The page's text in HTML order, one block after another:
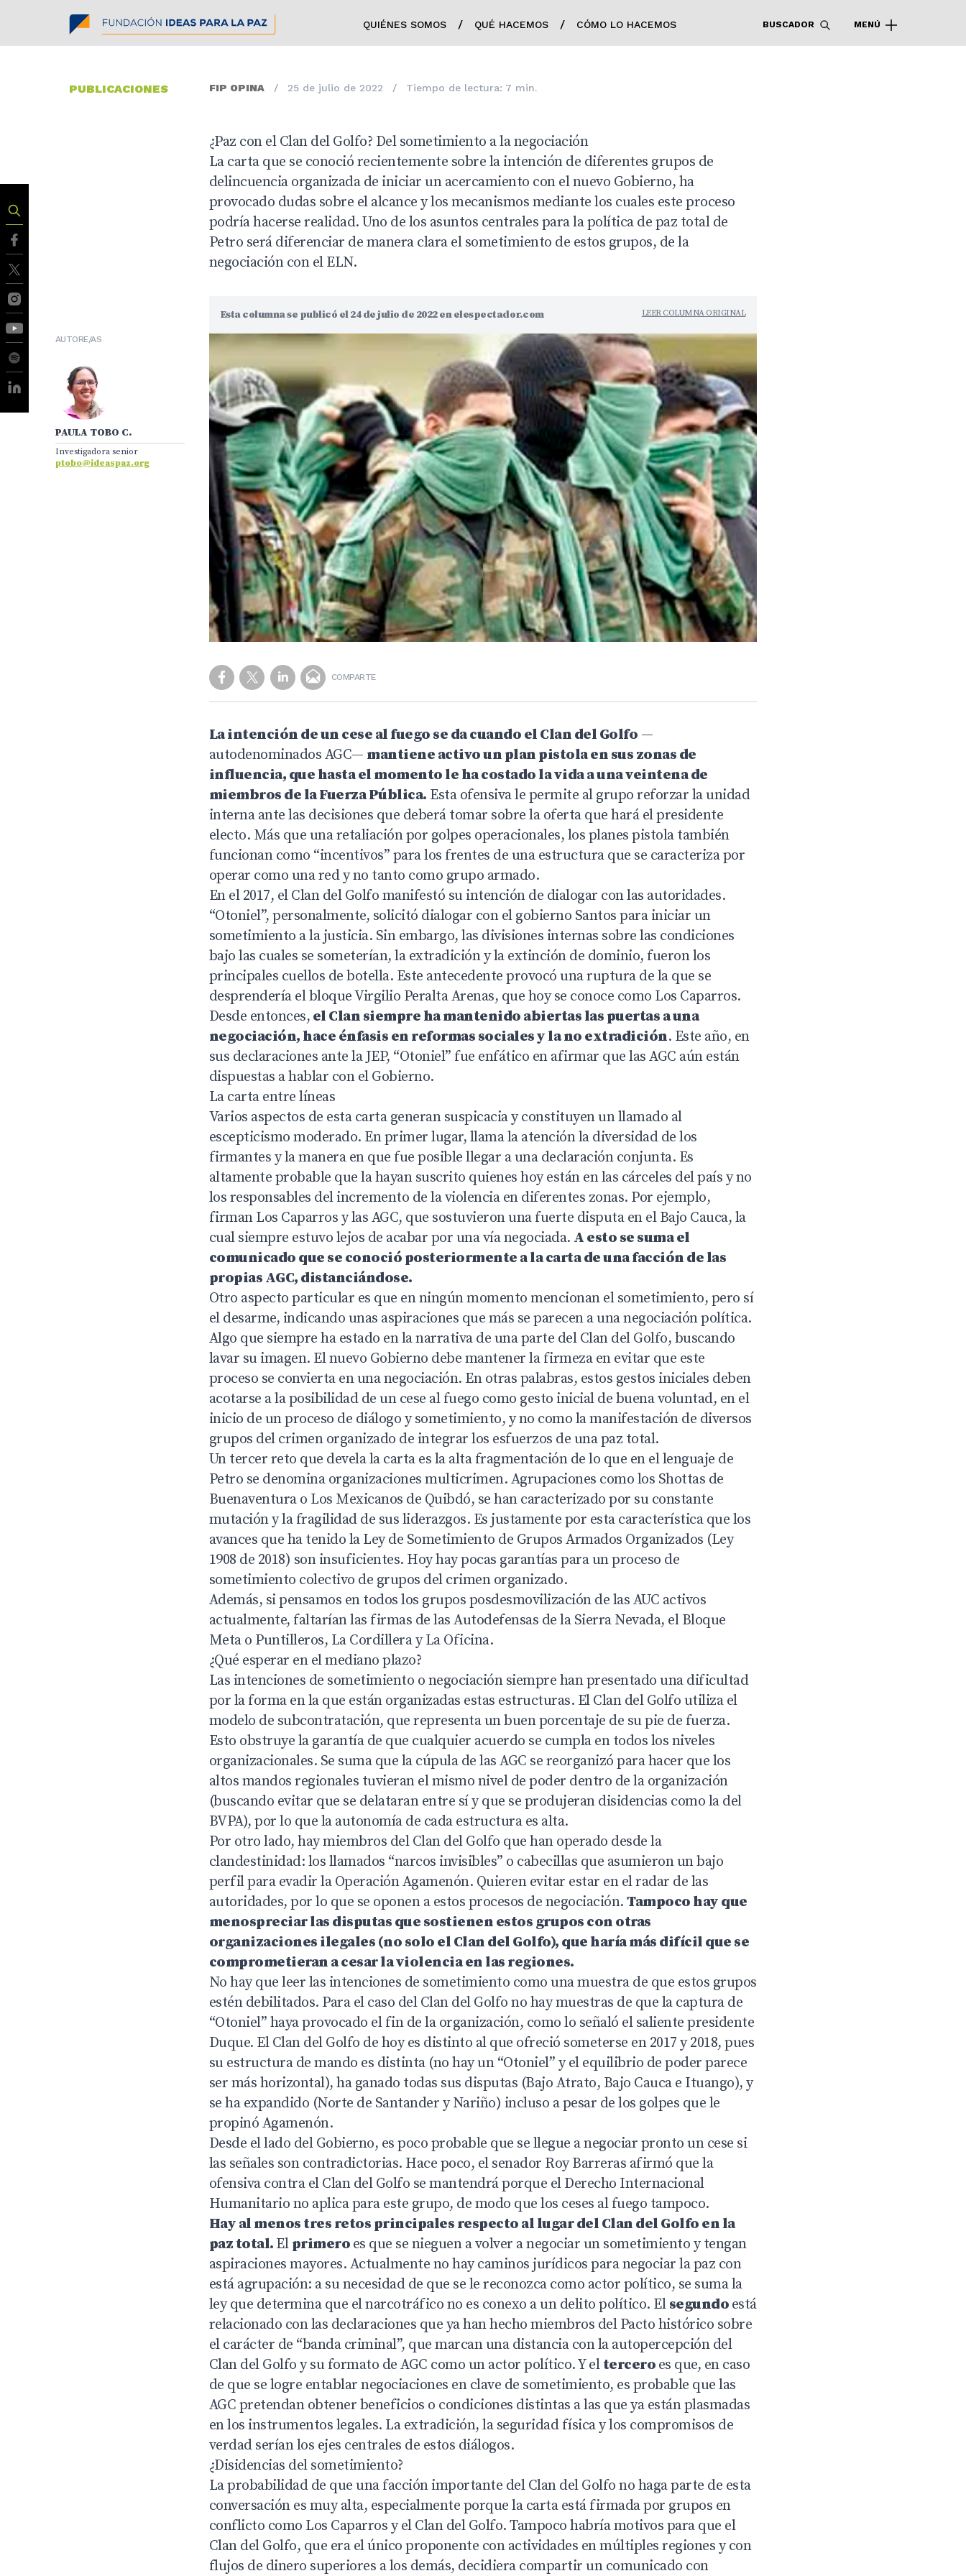
QUIÉNES SOMOS / QUÉ HACEMOS / CÓMO LO HACEMOS BUSCADOR MENÚ
PUBLICACIONES FIP OPINA / 25 de julio de 2022 / Tiempo de lectura: 7 min.
¿Paz con el Clan del Golfo? Del sometimiento a la negociación
La carta que se conoció recientemente sobre la intención de diferentes grupos de
delincuencia organizada de iniciar un acercamiento con el nuevo Gobierno, ha
provocado dudas sobre el alcance y los mecanismos mediante los cuales este proceso
podría hacerse realidad. Uno de los asuntos centrales para la política de paz total de
Petro será diferenciar de manera clara el sometimiento de estos grupos, de la
negociación con el ELN.
Esta columna se publicó el 24 de julio de 2022 en elespectador.com LEER COLUMNA ORIGINAL
COMPARTE
AUTORE/AS
PAULA TOBO C.
Investigadora senior
ptobo@ideaspaz.org
La intención de un cese al fuego se da cuando el Clan del Golfo —
autodenominados AGC— mantiene activo un plan pistola en sus zonas de
influencia, que hasta el momento le ha costado la vida a una veintena de
miembros de la Fuerza Pública. Esta ofensiva le permite al grupo reforzar la unidad
interna ante las decisiones que deberá tomar sobre la oferta que hará el presidente
electo. Más que una retaliación por golpes operacionales, los planes pistola también
funcionan como “incentivos” para los frentes de una estructura que se caracteriza por
operar como una red y no tanto como grupo armado.
En el 2017, el Clan del Golfo manifestó su intención de dialogar con las autoridades.
“Otoniel”, personalmente, solicitó dialogar con el gobierno Santos para iniciar un
sometimiento a la justicia. Sin embargo, las divisiones internas sobre las condiciones
bajo las cuales se someterían, la extradición y la extinción de dominio, fueron los
principales cuellos de botella. Este antecedente provocó una ruptura de la que se
desprendería el bloque Virgilio Peralta Arenas, que hoy se conoce como Los Caparros.
Desde entonces, el Clan siempre ha mantenido abiertas las puertas a una
negociación, hace énfasis en reformas sociales y la no extradición. Este año, en
sus declaraciones ante la JEP, “Otoniel” fue enfático en afirmar que las AGC aún están
dispuestas a hablar con el Gobierno.
La carta entre líneas
Varios aspectos de esta carta generan suspicacia y constituyen un llamado al
escepticismo moderado. En primer lugar, llama la atención la diversidad de los
firmantes y la manera en que fue posible llegar a una declaración conjunta. Es
altamente probable que la hayan suscrito quienes hoy están en las cárceles del país y no
los responsables del incremento de la violencia en diferentes zonas. Por ejemplo,
firman Los Caparros y las AGC, que sostuvieron una fuerte disputa en el Bajo Cauca, la
cual siempre estuvo lejos de acabar por una vía negociada. A esto se suma el
comunicado que se conoció posteriormente a la carta de una facción de las
propias AGC, distanciándose.
Otro aspecto particular es que en ningún momento mencionan el sometimiento, pero sí
el desarme, indicando unas aspiraciones que más se parecen a una negociación política.
Algo que siempre ha estado en la narrativa de una parte del Clan del Golfo, buscando
lavar su imagen. El nuevo Gobierno debe mantener la firmeza en evitar que este
proceso se convierta en una negociación. En otras palabras, estos gestos iniciales deben
acotarse a la posibilidad de un cese al fuego como gesto inicial de buena voluntad, en el
inicio de un proceso de diálogo y sometimiento, y no como la manifestación de diversos
grupos del crimen organizado de integrar los esfuerzos de una paz total.
Un tercer reto que devela la carta es la alta fragmentación de lo que en el lenguaje de
Petro se denomina organizaciones multicrimen. Agrupaciones como los Shottas de
Buenaventura o Los Mexicanos de Quibdó, se han caracterizado por su constante
mutación y la fragilidad de sus liderazgos. Es justamente por esta característica que los
avances que ha tenido la Ley de Sometimiento de Grupos Armados Organizados (Ley
1908 de 2018) son insuficientes. Hoy hay pocas garantías para un proceso de
sometimiento colectivo de grupos del crimen organizado.
Además, si pensamos en todos los grupos posdesmovilización de las AUC activos
actualmente, faltarían las firmas de las Autodefensas de la Sierra Nevada, el Bloque
Meta o Puntilleros, La Cordillera y La Oficina.
¿Qué esperar en el mediano plazo?
Las intenciones de sometimiento o negociación siempre han presentado una dificultad
por la forma en la que están organizadas estas estructuras. El Clan del Golfo utiliza el
modelo de subcontratación, que representa un buen porcentaje de su pie de fuerza.
Esto obstruye la garantía de que cualquier acuerdo se cumpla en todos los niveles
organizacionales. Se suma que la cúpula de las AGC se reorganizó para hacer que los
altos mandos regionales tuvieran el mismo nivel de poder dentro de la organización
(buscando evitar que se delataran entre sí y que se produjeran disidencias como la del
BVPA), por lo que la autonomía de cada estructura es alta.
Por otro lado, hay miembros del Clan del Golfo que han operado desde la
clandestinidad: los llamados “narcos invisibles” o cabecillas que asumieron un bajo
perfil para evadir la Operación Agamenón. Quieren evitar estar en el radar de las
autoridades, por lo que se oponen a estos procesos de negociación.Tampoco hay que
menospreciar las disputas que sostienen estos grupos con otras
organizaciones ilegales (no solo el Clan del Golfo), que haría más difícil que se
comprometieran a cesar la violencia en las regiones.
No hay que leer las intenciones de sometimiento como una muestra de que estos grupos
estén debilitados. Para el caso del Clan del Golfo no hay muestras de que la captura de
“Otoniel” haya provocado el fin de la organización, como lo señaló el saliente presidente
Duque. El Clan del Golfo de hoy es distinto al que ofreció someterse en 2017 y 2018, pues
su estructura de mando es distinta (no hay un “Otoniel” y el equilibrio de poder parece
ser más horizontal), ha ganado todas sus disputas (Bajo Atrato, Bajo Cauca e Ituango), y
se ha expandido (Norte de Santander y Nariño) incluso a pesar de los golpes que le
propinó Agamenón.
Desde el lado del Gobierno, es poco probable que se llegue a negociar pronto un cese si
las señales son contradictorias. Hace poco, el senador Roy Barreras afirmó que la
ofensiva contra el Clan del Golfo se mantendrá porque el Derecho Internacional
Humanitario no aplica para este grupo, de modo que los ceses al fuego tampoco.
Hay al menos tres retos principales respecto al lugar del Clan del Golfo en la
paz total. El primero es que se nieguen a volver a negociar un sometimiento y tengan
aspiraciones mayores. Actualmente no hay caminos jurídicos para negociar la paz con
está agrupación: a su necesidad de que se le reconozca como actor político, se suma la
ley que determina que el narcotráfico no es conexo a un delito político. El segundo está
relacionado con las declaraciones que ya han hecho miembros del Pacto histórico sobre
el carácter de “banda criminal”, que marcan una distancia con la autopercepción del
Clan del Golfo y su formato de AGC como un actor político. Y el tercero es que, en caso
de que se logre entablar negociaciones en clave de sometimiento, es probable que las
AGC pretendan obtener beneficios o condiciones distintas a las que ya están plasmadas
en los instrumentos legales. La extradición, la seguridad física y los compromisos de
verdad serían los ejes centrales de estos diálogos.
¿Disidencias del sometimiento?
La probabilidad de que una facción importante del Clan del Golfo no haga parte de esta
conversación es muy alta, especialmente porque la carta está firmada por grupos en
conflicto como Los Caparros y el Clan del Golfo. Tampoco habría motivos para que el
Clan del Golfo, que era el único proponente con actividades en múltiples regiones y con
flujos de dinero superiores a los demás, decidiera compartir un comunicado con